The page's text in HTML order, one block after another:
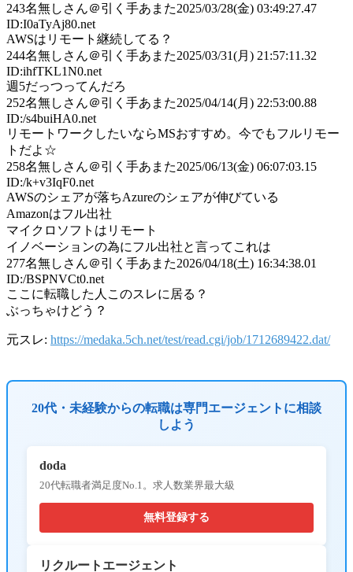
243名無しさん＠引く手あまた2025/03/28(金) 03:49:27.47
ID:I0aTyAj80.net
AWSはリモート継続してる？
244名無しさん＠引く手あまた2025/03/31(月) 21:57:11.32
ID:ihfTKL1N0.net
週5だっつってんだろ
252名無しさん＠引く手あまた2025/04/14(月) 22:53:00.88
ID:/s4buiHA0.net
リモートワークしたいならMSおすすめ。今でもフルリモー
トだよ☆
258名無しさん＠引く手あまた2025/06/13(金) 06:07:03.15
ID:/k+v3IqF0.net
AWSのシェアが落ちAzureのシェアが伸びている
Amazonはフル出社
マイクロソフトはリモート
イノベーションの為にフル出社と言ってこれは
277名無しさん＠引く手あまた2026/04/18(土) 16:34:38.01
ID:/BSPNVCt0.net
ここに転職した人このスレに居る？
ぶっちゃけどう？
元スレ: https://medaka.5ch.net/test/read.cgi/job/1712689422.dat/
20代・未経験からの転職は専門エージェントに相談
しよう
doda
20代転職者満足度No.1。求人数業界最大級
無料登録する
リクルートエージェント